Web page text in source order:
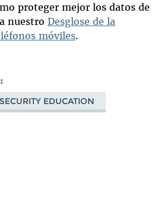
proteger mejor los datos de
nuestro Desglose de la
móviles.
SECURITY EDUCATION